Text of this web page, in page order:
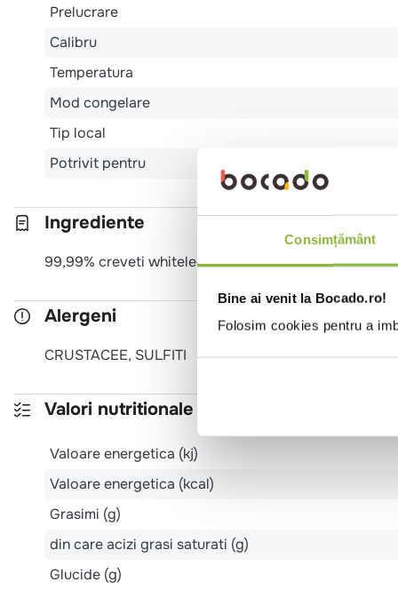
Consimțământ
Bine ai venit la Bocado.ro!
Folosim cookies pentru a
Prelucrare
Calibru
Temperatura
Mod congelare
Tip local
Potrivit pentru
Ingrediente
99,99% creveti whiteleg (CRUSTACEE), conservant
Alergeni
CRUSTACEE, SULFITI
Valori nutritionale 100g
Valoare energetica (kj)
Valoare energetica (kcal)
Grasimi (g)
din care acizi grasi saturati (g)
Glucide (g)